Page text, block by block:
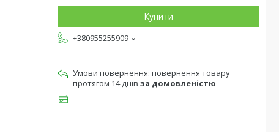
Купити
+380955255909
повернення товару
протягом 14 днів за домовленістю